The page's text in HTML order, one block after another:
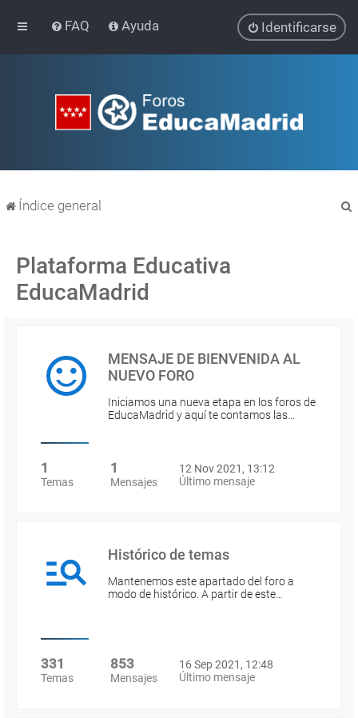
FAQ Ayuda Identificarse
Índice general
Plataforma Educativa
EducaMadrid
MENSAJE DE BIENVENIDA AL
NUEVO FORO
Iniciamos una nueva etapa en los foros de
EducaMadrid y aquí te contamos las…
1
Temas
1
Mensajes
12 Nov 2021, 13:12
Último mensaje
Histórico de temas
Mantenemos este apartado del foro a
modo de histórico. A partir de este…
331
Temas
853
Mensajes
16 Sep 2021, 12:48
Último mensaje